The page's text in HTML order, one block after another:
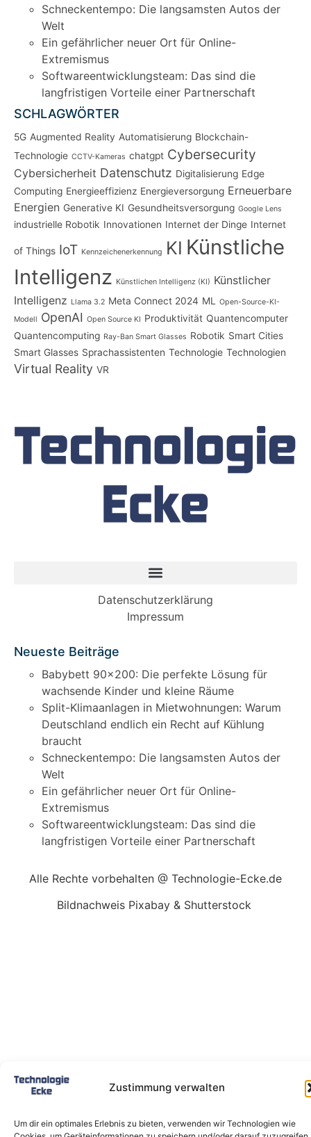
Zustimmung verwalten
Um dir ein optimales Erlebnis zu bieten, verwenden wir Technologien wie
Schneckentempo: Die langsamsten Autos der
Welt
Ein gefährlicher neuer Ort für Online-
Extremismus
Softwareentwicklungsteam: Das sind die
langfristigen Vorteile einer Partnerschaft
SCHLAGWÖRTER
5G Augmented Reality Automatisierung Blockchain-
Technologie CCTV-Kameras chatgpt Cybersecurity
Cybersicherheit Datenschutz Digitalisierung Edge
Computing Energieeffizienz Energieversorgung Erneuerbare
Energien Generative KI Gesundheitsversorgung Google Lens
industrielle Robotik Innovationen Internet der Dinge Internet
of Things IoT Kennzeichenerkennung KI Künstliche
Intelligenz Künstlichen Intelligenz (KI) Künstlicher
Intelligenz Llama 3.2 Meta Connect 2024 ML
Open-Source-KI-
Modell OpenAI Open Source KI Produktivität Quantencomputer
Quantencomputing Ray-Ban Smart Glasses Robotik Smart Cities
Smart Glasses Sprachassistenten Technologie Technologien
Virtual Reality VR
Datenschutzerklärung
Impressum
Neueste Beiträge
Babybett 90×200: Die perfekte Lösung für
wachsende Kinder und kleine Räume
Split-Klimaanlagen in Mietwohnungen: Warum
Deutschland endlich ein Recht auf Kühlung
braucht
Schneckentempo: Die langsamsten Autos der
Welt
Ein gefährlicher neuer Ort für Online-
Extremismus
Softwareentwicklungsteam: Das sind die
langfristigen Vorteile einer Partnerschaft
Alle Rechte vorbehalten @ Technologie-Ecke.de
Bildnachweis Pixabay & Shutterstock